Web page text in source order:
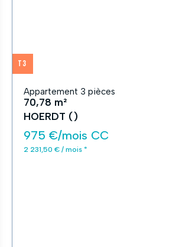
T3
Appartement 3 pièces
70,78 m²
HOERDT ()
975 €/mois CC
2 231,50 € / mois *